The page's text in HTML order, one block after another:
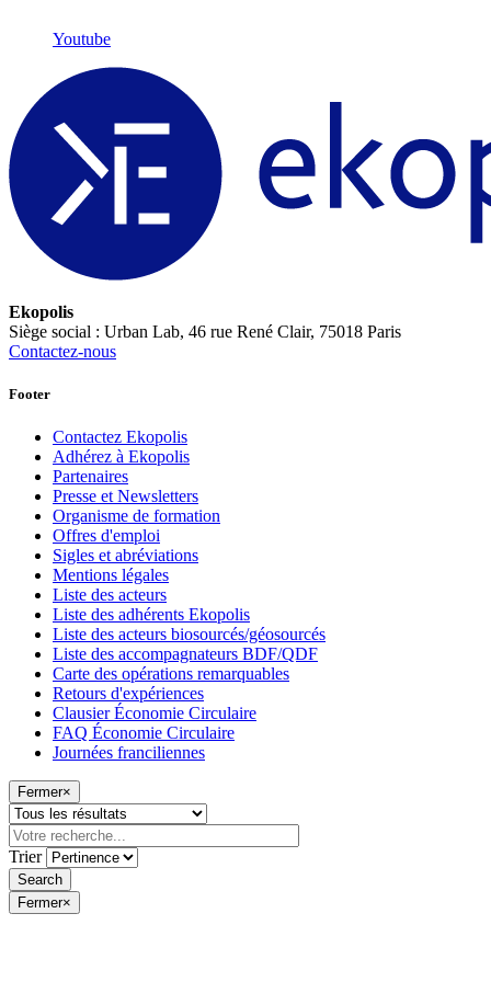
Youtube
Ekopolis
Siège social : Urban Lab, 46 rue René Clair, 75018 Paris
Contactez-nous
Footer
Contactez Ekopolis
Adhérez à Ekopolis
Partenaires
Presse et Newsletters
Organisme de formation
Offres d'emploi
Sigles et abréviations
Mentions légales
Liste des acteurs
Liste des adhérents Ekopolis
Liste des acteurs biosourcés/géosourcés
Liste des accompagnateurs BDF/QDF
Carte des opérations remarquables
Retours d'expériences
Clausier Économie Circulaire
FAQ Économie Circulaire
Journées franciliennes
Fermer×
Trier
Fermer×